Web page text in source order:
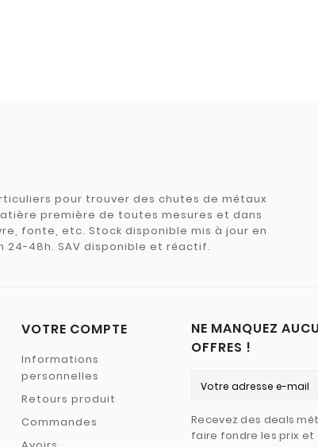
pour trouver des chutes de métaux
première de toutes mesures et dans
fonte, etc. Stock disponible mis à jour en
48h. SAV disponible et réactif.
VOTRE COMPTE
Informations
personnelles
Retours produit
Commandes
NE MANQUEZ
OFFRES !
Recevez des deals
faire fondre les prix et